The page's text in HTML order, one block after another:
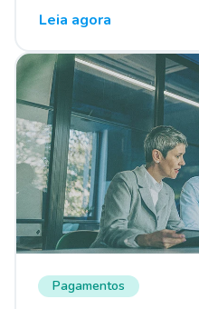
Leia agora
Pagamentos